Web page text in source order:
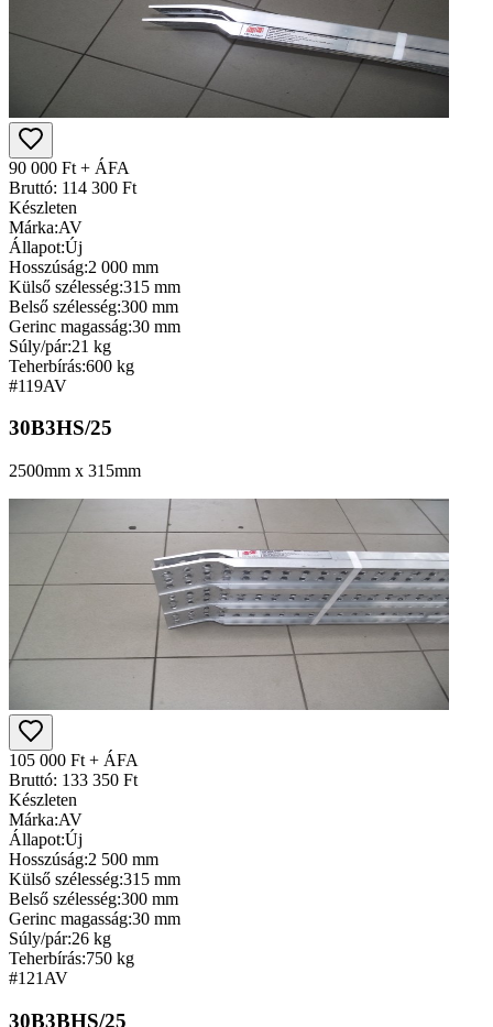
90 000 Ft + ÁFA
Bruttó: 114 300 Ft
Készleten
Márka:AV
Állapot:Új
Hosszúság:2 000 mm
Külső szélesség:315 mm
Belső szélesség:300 mm
Gerinc magasság:30 mm
Súly/pár:21 kg
Teherbírás:600 kg
#119AV
30B3HS/25
2500mm x 315mm
105 000 Ft + ÁFA
Bruttó: 133 350 Ft
Készleten
Márka:AV
Állapot:Új
Hosszúság:2 500 mm
Külső szélesség:315 mm
Belső szélesség:300 mm
Gerinc magasság:30 mm
Súly/pár:26 kg
Teherbírás:750 kg
#121 AV
30B3BHS/25